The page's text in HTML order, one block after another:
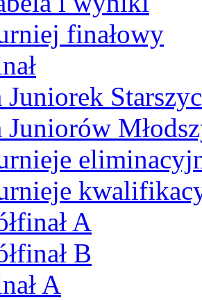
finałowy
Juniorek
Juniorów
A
B
A